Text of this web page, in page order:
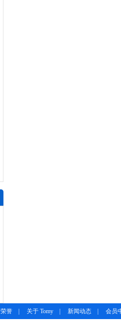
荣誉 关于 Tomy 新闻动态 会员